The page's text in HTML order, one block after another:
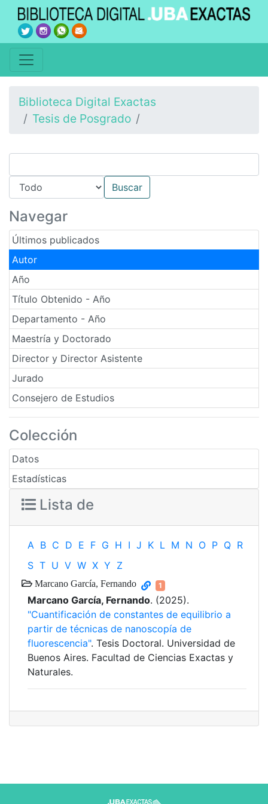
Biblioteca Digital Exactas
Tesis de Posgrado
Navegar
Últimos publicados
Autor
Año
Título Obtenido - Año
Departamento - Año
Maestría y Doctorado
Director y Director Asistente
Jurado
Consejero de Estudios
Colección
Datos
Estadísticas
Lista de
A B C D E F G H I J K L M N O P Q R
S T U V W X Y Z
Marcano García, Fernando 1
Marcano García, Fernando. (2025).
"Cuantificación de constantes de equilibrio a
partir de técnicas de nanoscopía de
fluorescencia". Tesis Doctoral. Universidad de
Buenos Aires. Facultad de Ciencias Exactas y
Naturales.